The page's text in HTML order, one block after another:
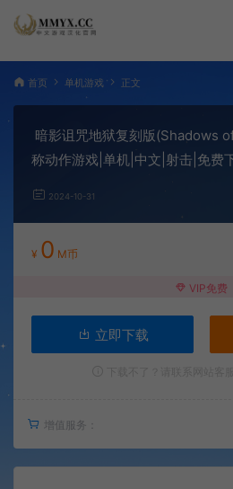
首页 单机游戏 正文
暗影诅咒地狱复刻版(Shadows
称动作游戏|单机|中文|射击|免费
2024-10-31
¥ 0 M币
VIP免费
立即下载
增值服务：